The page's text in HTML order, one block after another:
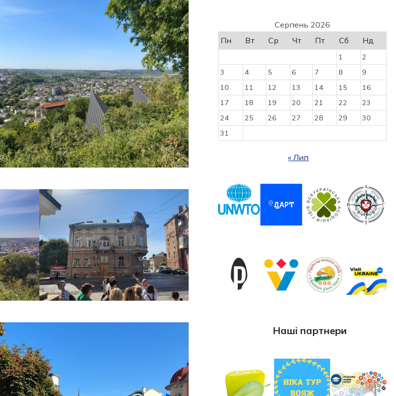
Серпень 2026
Пн
Вт Ср Чт Пт Сб Нд
1
2
3
4 5 6 7 8
9
10
11 12 13 14 15
16
17
18 19 20 21 22
23
24
25 26 27 28 29
30
31
« Лип
Наші партнери